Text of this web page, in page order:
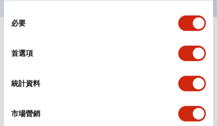
必要
首選項
統計資料
市場營銷
電氣規範（額定照明部分）
環境規範